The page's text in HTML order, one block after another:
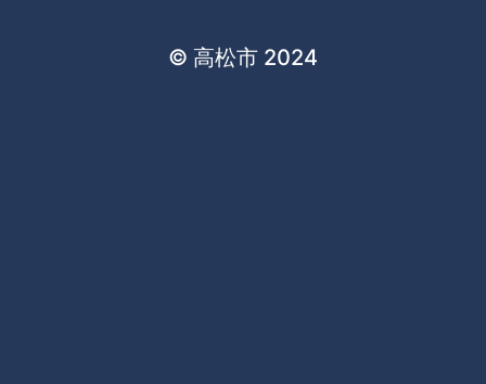
© 高松市 2024